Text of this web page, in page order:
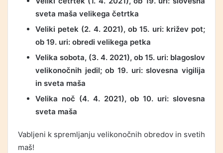
sveta maša velikega četrtka
Veliki petek (2. 4. 2021), ob 15. uri: križev pot;
ob 19. uri: obredi velikega petka
Velika sobota, (3. 4. 2021), ob 15. uri: blagoslov
velikonočnih jedil; ob 19. uri: slovesna vigilija
in sveta maša
Velika noč (4. 4. 2021), ob 10. uri: slovesna
sveta maša
Vabljeni k spremljanju velikonočnih obredov in svetih
maš!